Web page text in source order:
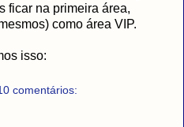
ficar na primeira área,
como área VIP.
isso:
comentários: